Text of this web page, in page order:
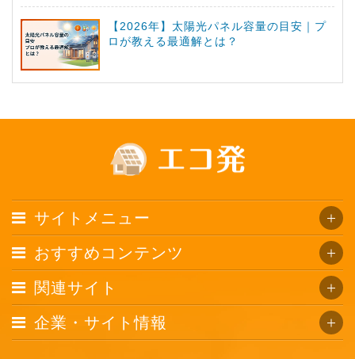
【2026年】太陽光パネル容量の目安｜プ
ロが教える最適解とは？
サイトメニュー
おすすめコンテンツ
関連サイト
企業・サイト情報